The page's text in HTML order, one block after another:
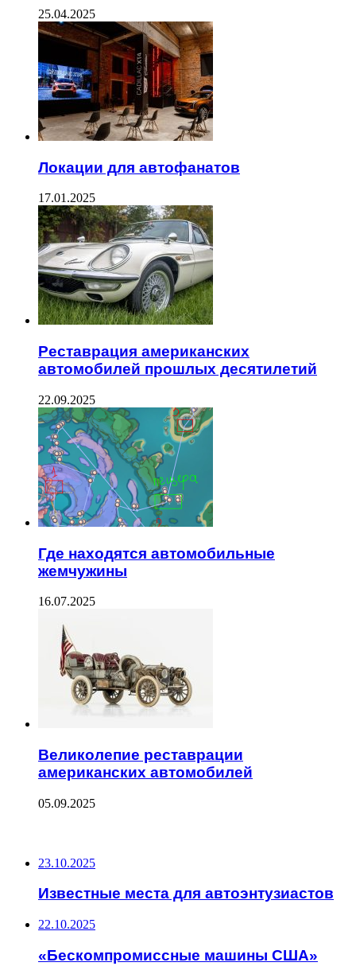
25.04.2025
Локации для автофанатов
17.01.2025
Реставрация американских
автомобилей прошлых десятилетий
22.09.2025
Где находятся автомобильные
жемчужины
16.07.2025
Великолепие реставрации
американских автомобилей
05.09.2025
23.10.2025
Известные места для автоэнтузиастов
22.10.2025
«Бескомпромиссные машины США»